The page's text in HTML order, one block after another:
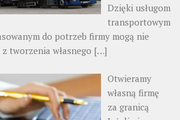
Dzięki usługom
transportowym
do potrzeb firmy mogą nie
tworzenia własnego […]
Otwieramy
własną firmę
za granicą